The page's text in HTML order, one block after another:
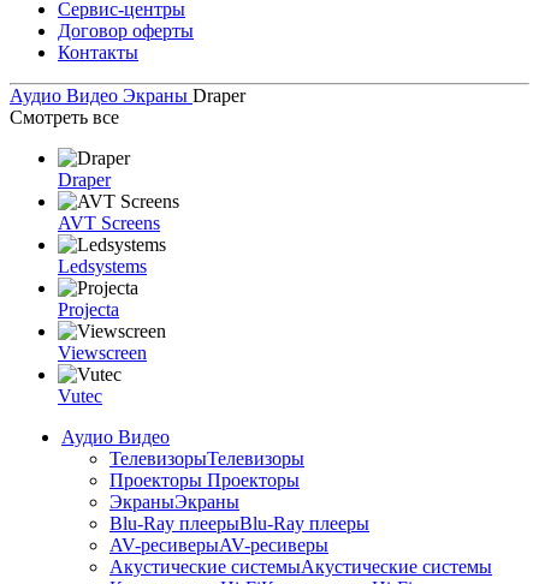
Сервис-центры
Договор оферты
Контакты
Аудио Видео Экраны Draper
Смотреть все
Draper
AVT Screens
Ledsystems
Projecta
Viewscreen
Vutec
Аудио Видео
ТелевизорыТелевизоры
Проекторы Проекторы
ЭкраныЭкраны
Blu-Ray плеерыBlu-Ray плееры
AV-ресиверыAV-ресиверы
Акустические системыАкустические системы